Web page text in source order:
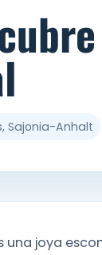
Sajonia-Anhalt
una joya